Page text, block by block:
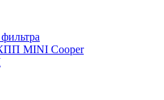
MINI Cooper